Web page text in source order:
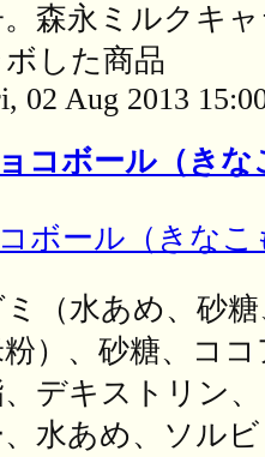
森永ミルクキ
ボした商品
02 Aug 2013
コボール（きな
ミ（水あめ、砂
）、砂糖、コ
、デキストリン
、水あめ、ソル